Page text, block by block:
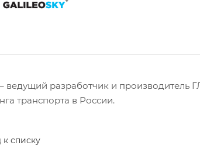
ведущий разработчик и производитель
транспорта в России.
к списку